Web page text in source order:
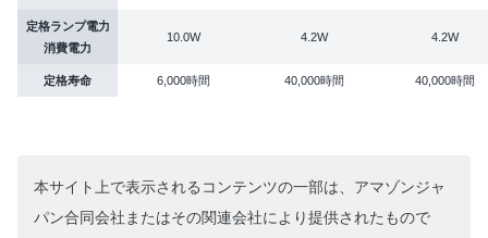
定格ランプ電力
消費電力
10.0W 4.2W 4.2W
定格寿命 6,000時間 40,000時間 40,000時間
本サイト上で表示されるコンテンツの一部は、アマゾンジャ
パン合同会社またはその関連会社により提供されたもので